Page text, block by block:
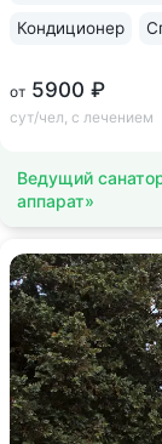
от 5900 ₽
сут/чел, с лечением
Кондиционер
Ведущий
аппарат»